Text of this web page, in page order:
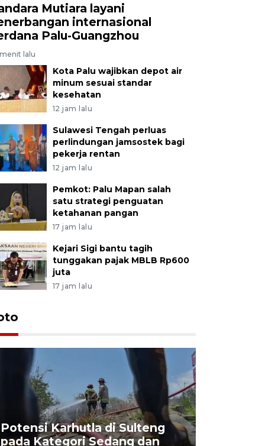
Mutiara layani
internasional
Palu-Guangzhou
lalu
Kota Palu wajibkan depot air
minum sesuai standar
kesehatan
12 jam lalu
Sulawesi Tengah perluas
perlindungan jamsostek bagi
pekerja rentan
12 jam lalu
Pemkot: Palu Mapan salah
satu strategi penguatan
ketahanan pangan
17 jam lalu
Kejari Sigi bantu tagih
tunggakan pajak MBLB Rp600
juta
17 jam lalu
Potensi Karhutla di Sulteng
pada Kategori Sedang dan